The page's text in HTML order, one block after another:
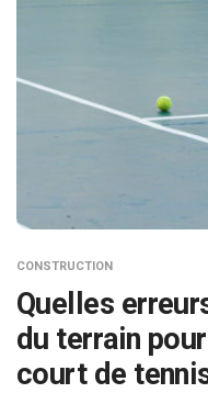
CONSTRUCTION
Quelles
du terrain
court de